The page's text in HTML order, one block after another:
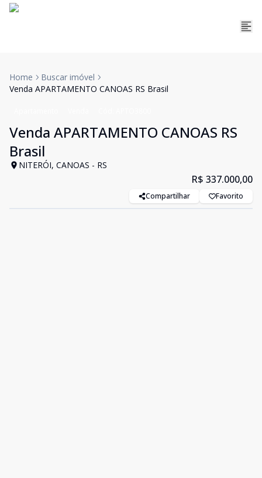
Home
Buscar imóvel
Venda APARTAMENTO CANOAS RS Brasil
Venda APARTAMENTO CANOAS RS
Brasil
NITERÓI, CANOAS - RS
R$ 337.000,00
Compartilhar Favorito